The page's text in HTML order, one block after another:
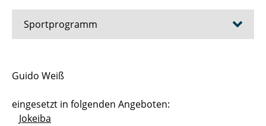
Sportprogramm
Nutzungsordnungen
Guido Weiß
eingesetzt in folgenden Angeboten:
Jokeiba